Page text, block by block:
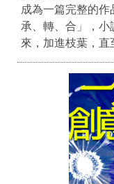
成為一篇完整的作
承、轉、合」，小
來，加進枝葉，直